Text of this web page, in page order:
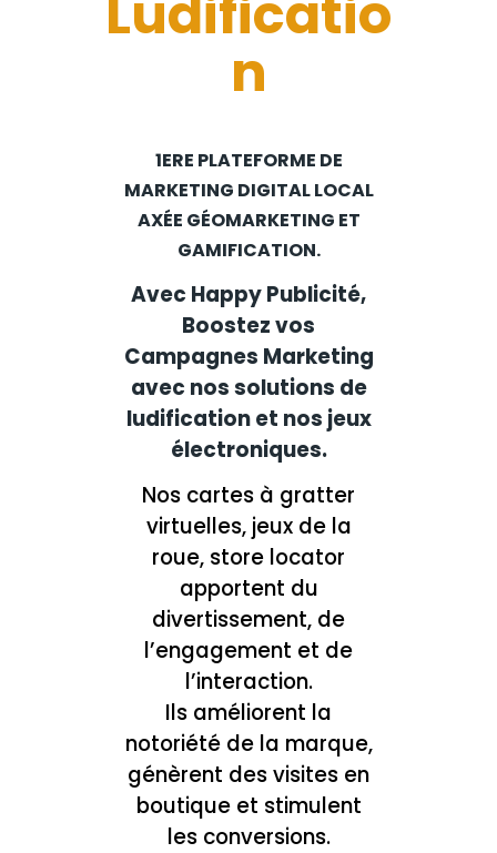
n
1ERE PLATEFORME DE
MARKETING DIGITAL LOCAL
AXÉE GÉOMARKETING ET
GAMIFICATION.
Avec Happy Publicité,
Boostez vos
Campagnes Marketing
avec nos solutions de
ludification et nos jeux
électroniques.
Nos cartes à gratter
virtuelles, jeux de la
roue, store locator
apportent du
divertissement, de
l’engagement et de
l’interaction.
Ils améliorent la
notoriété de la marque,
génèrent des visites en
boutique et stimulent
les conversions.